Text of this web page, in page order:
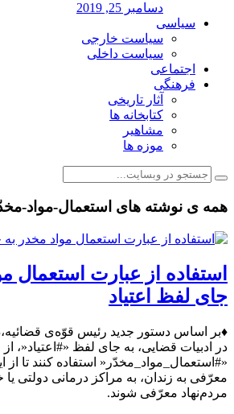
دسامبر 25, 2019
سیاسی
سیاست خارجی
سیاست داخلی
اجتماعی
فرهنگی
آثار تاریخی
کتابخانه ها
مشاهیر
موزه ها
همه ی نوشته های استعمال-مواد-
استفاده از عبارت استعمال
جای لفظ اعتیاد
♦️بر اساس دستور جدید رئیس قوّه‌ی
در ادبیات قضایی، به جای لفظ «#اعتیاد«،
«#استعمال_مواد_مخدّر« استفاده کنند تا
معرّفی به زندان، به مراکز درمانی دولتی
مردم‌نهاد معرّفی شوند.